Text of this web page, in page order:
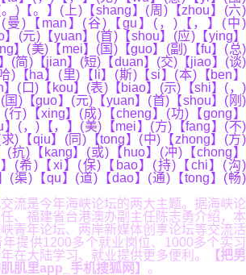
。)【。】(上)【shang】(周)【zhou】(六)
(曼)【man】(谷)【gu】(，)【，】(中)
】(元)【yuan】(首)【shou】(应)【ying】
】(美)【mei】(国)【guo】(副)【fu】(总)
(简)【jian】(短)【duan】(交)【jiao】(谈)
)【ha】(里)【li】(斯)【si】(本)【ben】
(口)【kou】(表)【biao】(示)【shi】(，)
(国)【guo】(元)【yuan】(首)【shou】(刚)
(行)【xing】(成)【cheng】(功)【gong】
(，)【，】(美)【mei】(方)【fang】(不)
求)【qiu】(同)【tong】(中)【zhong】(方)
(抗)【kang】(或)【huo】(冲)【chong】
(希)【xi】(保)【bao】(持)【chi】(沟)
(渠)【qu】(道)【dao】(通)【tong】(畅)
是今年海峡论坛的两大主题。据海峡论
、福建省台港澳办副主任陈志勇介绍，本
青年论坛、两岸新媒体创享论坛等交流活
提供1200多个就业岗位、1000多个实习
在大陆学习、就业提供更多便利。
【把男
肌里app_手机搜狐网】 。